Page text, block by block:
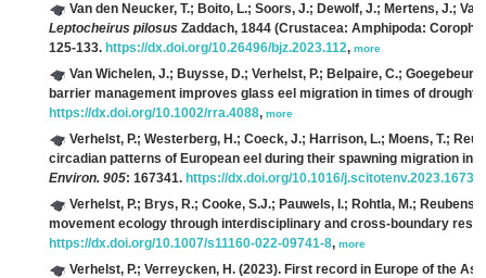
Van den Neucker, T.; Boito, L.; Soors, J.; Dewolf, J.; Mertens, J.;
Leptocheirus pilosus Zaddach, 1844 (Crustacea: Amphipoda:
125-133. https://dx.doi.org/10.26496/bjz.2023.112, more
Van Wichelen, J.; Buysse, D.; Verhelst, P.; Belpaire, C.; Goegebeur,
barrier management improves glass eel migration in times of drought
https://dx.doi.org/10.1002/rra.4088, more
Verhelst, P.; Westerberg, H.; Coeck, J.; Harrison, L.; Moens, T.;
circadian patterns of European eel during their spawning migration in
Environ. 905: 167341. https://dx.doi.org/10.1016/
Verhelst, P.; Brys, R.; Cooke, S.J.; Pauwels, I.; Rohtla, M.; Reubens,
movement ecology through interdisciplinary and cross-boundary
https://dx.doi.org/10.1007/s11160-022-09741-8, more
Verhelst, P.; Verreycken, H. (2023). First record in Europe of the